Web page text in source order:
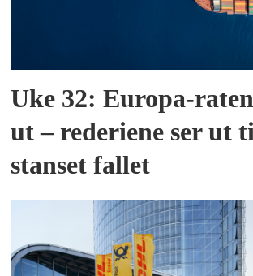
Uke 32: Europa-
ut – rederiene ser ut
stanset fallet